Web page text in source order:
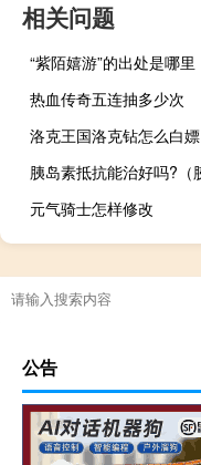
相关问题
“紫陌嬉游”的出处是哪里
热血传奇五连抽多少次
洛克王国洛克钻怎么白嫖
元气骑士怎样修改
公告